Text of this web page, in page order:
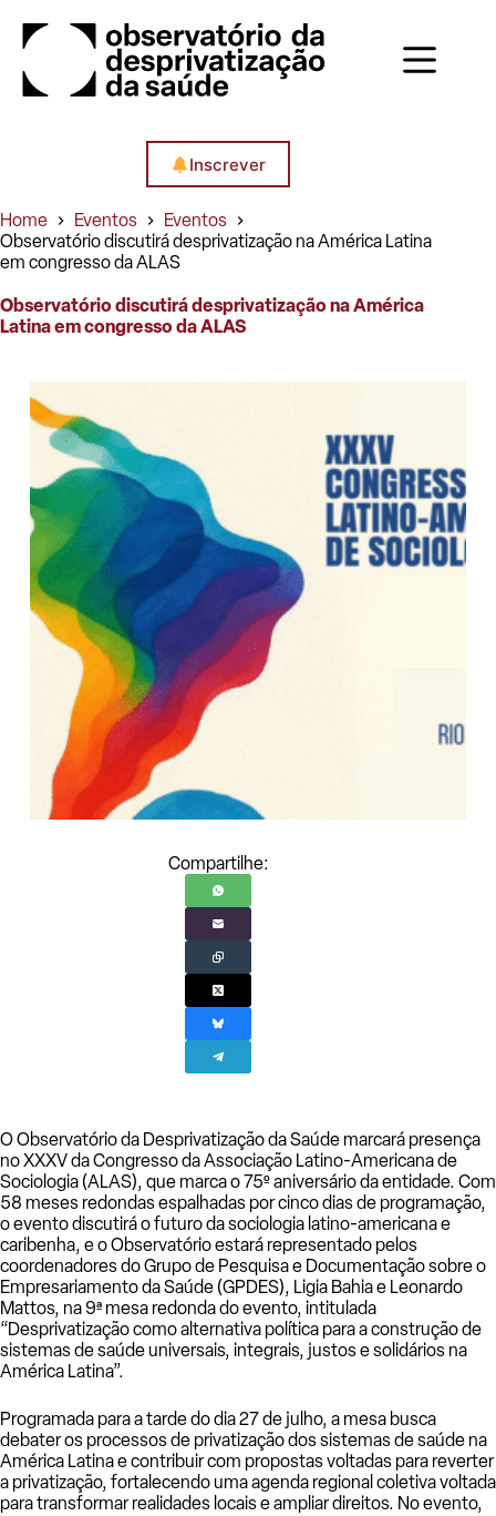
para
conteúdo
Inscrever
Home Eventos
Eventos
Observatório discutirá desprivatização na América Latina
em congresso da ALAS
Observatório discutirá desprivatização na América
Latina em congresso da ALAS
Compartilhe:
O Observatório da Desprivatização da Saúde marcará presença
no XXXV da Congresso da Associação Latino-Americana de
Sociologia (ALAS), que marca o 75º aniversário da entidade. Com
58 meses redondas espalhadas por cinco dias de programação,
o evento discutirá o futuro da sociologia latino-americana e
caribenha, e o Observatório estará representado pelos
coordenadores do Grupo de Pesquisa e Documentação sobre o
Empresariamento da Saúde (GPDES), Ligia Bahia e Leonardo
Mattos, na 9ª mesa redonda do evento, intitulada
“Desprivatização como alternativa política para a construção de
sistemas de saúde universais, integrais, justos e solidários na
América Latina”.
Programada para a tarde do dia 27 de julho, a mesa busca
debater os processos de privatização dos sistemas de saúde na
América Latina e contribuir com propostas voltadas para reverter
a privatização, fortalecendo uma agenda regional coletiva voltada
para transformar realidades locais e ampliar direitos. No evento,